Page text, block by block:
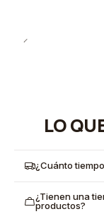
LO
¿Cuánto
¿Tienen una
productos?